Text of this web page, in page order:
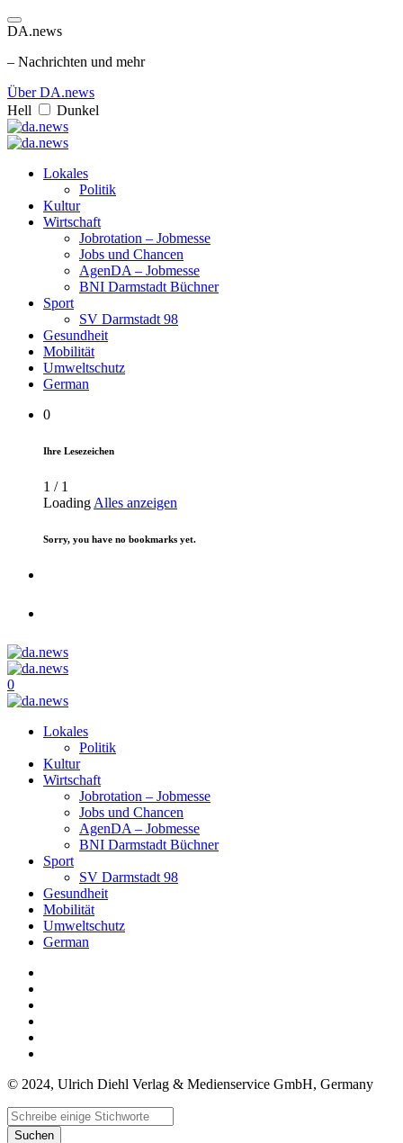
DA.news
– Nachrichten und mehr
Über DA.news
Hell
Dunkel
Lokales
Politik
Kultur
Wirtschaft
Jobrotation – Jobmesse
Jobs und Chancen
AgenDA – Jobmesse
BNI Darmstadt Büchner
Sport
SV Darmstadt 98
Gesundheit
Mobilität
Umweltschutz
German
0
Ihre Lesezeichen
1 / 1
Loading Alles anzeigen
Sorry, you have no bookmarks yet.
0
Lokales
Politik
Kultur
Wirtschaft
Jobrotation – Jobmesse
Jobs und Chancen
AgenDA – Jobmesse
BNI Darmstadt Büchner
Sport
SV Darmstadt 98
Gesundheit
Mobilität
Umweltschutz
German
© 2024, Ulrich Diehl Verlag & Medienservice GmbH, Germany
Suchen